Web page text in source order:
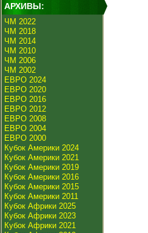
АРХИВЫ:
ЧМ 2022
ЧМ 2018
ЧМ 2014
ЧМ 2010
ЧМ 2006
ЧМ 2002
ЕВРО 2024
ЕВРО 2020
ЕВРО 2016
ЕВРО 2012
ЕВРО 2008
ЕВРО 2004
ЕВРО 2000
Кубок Америки 2024
Кубок Америки 2021
Кубок Америки 2019
Кубок Америки 2016
Кубок Америки 2015
Кубок Америки 2011
Кубок Африки 2025
Кубок Африки 2023
Кубок Африки 2021